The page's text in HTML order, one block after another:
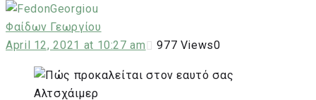
Φαίδων Γεωργίου
April 12, 2021 at 10:27 am
977 Views0